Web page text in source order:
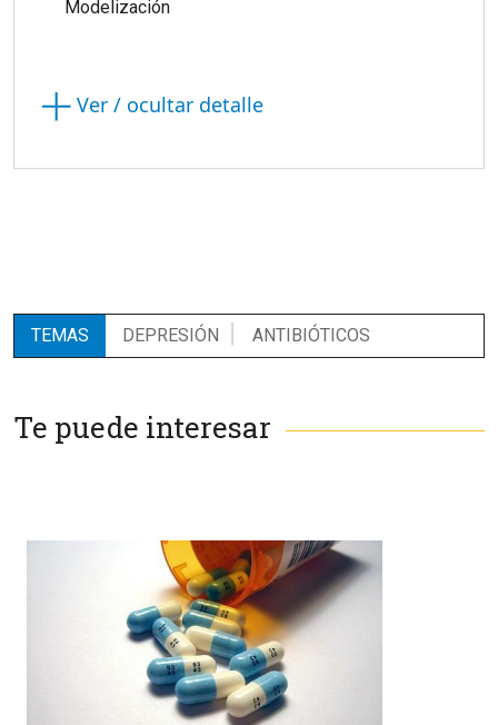
Modelización
Ver / ocultar detalle
TEMAS DEPRESIÓN ANTIBIÓTICOS
Te puede interesar